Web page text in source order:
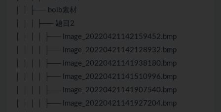
│ │ ├── bolb素材
│ │ │ ├── 题目2
│ │ │ │ ├── Image_20220421142159452.bmp
│ │ │ │ ├── Image_20220421142128932.bmp
│ │ │ │ ├── Image_20220421141938180.bmp
│ │ │ │ ├── Image_20220421141510996.bmp
│ │ │ │ ├── Image_20220421141907540.bmp
│ │ │ │ ├── Image_20220421141927204.bmp